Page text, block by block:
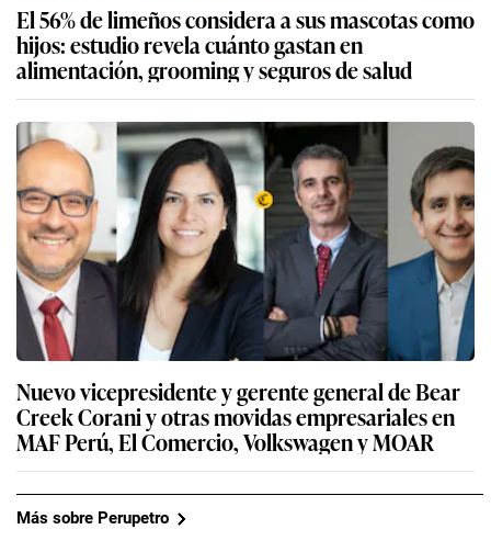
El 56% de limeños considera a sus mascotas como
hijos: estudio revela cuánto gastan en
alimentación, grooming y seguros de salud
Nuevo vicepresidente y gerente general de Bear
Creek Corani y otras movidas empresariales en
MAF Perú, El Comercio, Volkswagen y MOAR
Más sobre Perupetro